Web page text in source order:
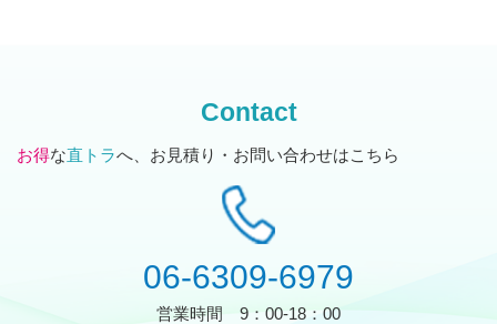
Contact
お得な直トラへ、お見積り・お問い合わせはこちら
06-6309-6979
営業時間 9：00-18：00